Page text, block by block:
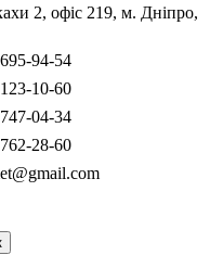
2, офіс 219, м. Дніпро,
94-54
10-60
04-34
28-60